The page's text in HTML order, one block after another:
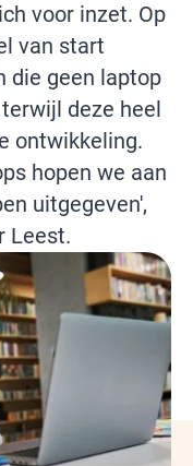
voor inzet. Op
van start
die geen laptop
deze heel
ontwikkeling.
hopen we aan
uitgegeven',
Leest.